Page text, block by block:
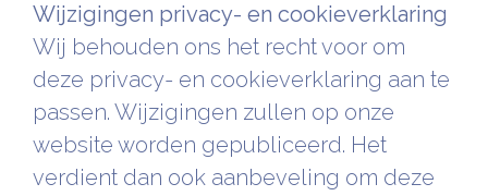
Wijzigingen privacy- en cookieverklaring
Wij behouden ons het recht voor om
deze privacy- en cookieverklaring aan te
passen. Wijzigingen zullen op onze
website worden gepubliceerd. Het
verdient dan ook aanbeveling om deze